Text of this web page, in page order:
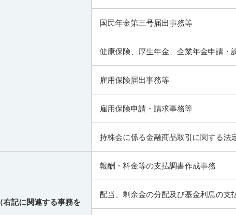
国民年金第三号届出事務等
健康保険、厚生年金、企業年金申請・
雇用保険届出事務等
雇用保険申請・請求事務等
持株会に係る金融商品取引に関する法
（右記に関連する事務を
報酬・料金等の支払調書作成事務
配当、剰余金の分配及び基金利息の支